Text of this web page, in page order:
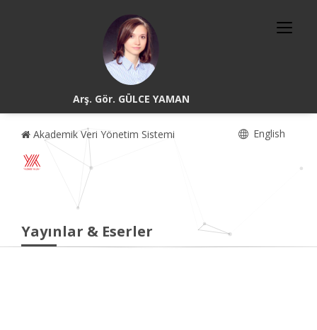
Arş. Gör. GÜLCE YAMAN
Akademik Veri Yönetim Sistemi English
Yayınlar & Eserler